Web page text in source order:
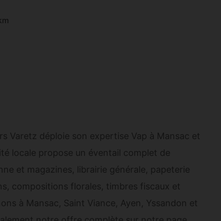
Varetz déploie son expertise Vap à Mansac et
locale propose un éventail complet de
et magazines, librairie générale, papeterie
compositions florales, timbres fiscaux et
à Mansac, Saint Viance, Ayen, Yssandon et